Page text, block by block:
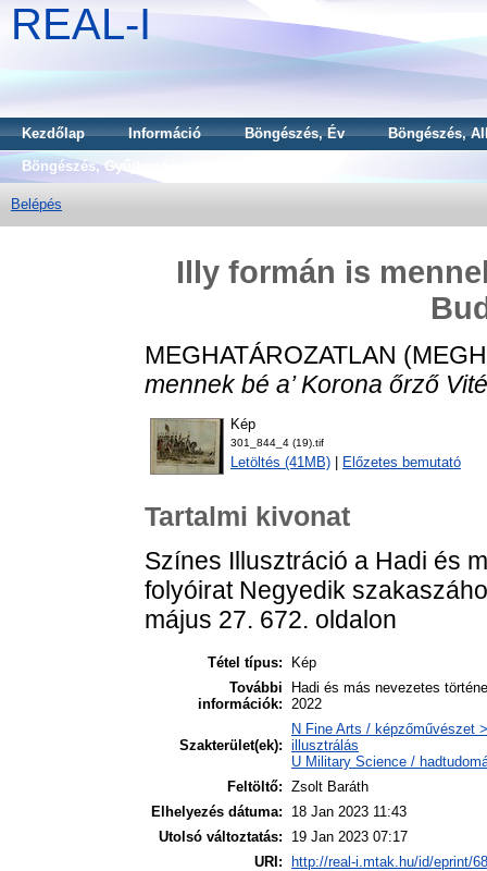
REAL-I
Kezdőlap Információ Böngészés, Év
Böngészés,
Böngészés, Gyűjtemény
Belépés
Illy formán is
MEGHATÁROZATLAN
mennek bé a’ Korona őrző
Kép
301_844_4 (19).tif
Letöltés (41MB) Előzetes bemutató
Tartalmi kivonat
Színes Illusztráció a Hadi és
folyóirat Negyedik
május 27. 672. oldalon
Tétel típus:
Kép
További
információk:
Hadi és más nevezetes
2022
Szakterület(ek):
N Fine Arts / képzőművészet
illusztrálás
U Military Science /
Feltöltő: Zsolt Baráth
Elhelyezés dátuma:
18 Jan 2023 11:43
Utolsó változtatás:
19 Jan 2023 07:17
URI: http://real-i.mtak.hu/id/eprint/